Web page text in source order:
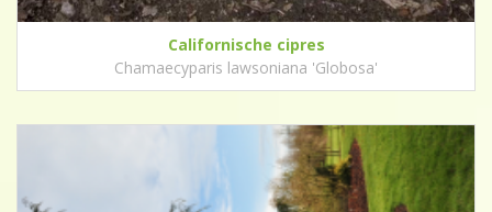
Californische cipres
Chamaecyparis lawsoniana 'Globosa'